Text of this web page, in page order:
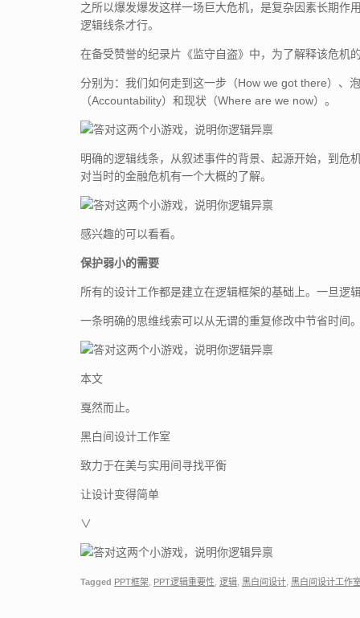
之所以爆发爆发这样一场巨大危机，是复杂因素长期作
逻辑线条才行。
在备受赞誉的纪录片《监守自盗》中，为了解释该危机
分别为：我们如何走到这一步（How we got there）、
（Accountability）和现状（Where are we now）。
明确的逻辑线条，从叙述事件的背景、起源开始，到危
对当时的金融危机有一个大概的了解。
感兴趣的可以看看。
保护弱小的需要
所有的设计工作都是建立在逻辑框架的基础上。一旦逻
一条明确的思维线索可以从无谓的重复修改中节省时间
本文
戛然而止。
黑白间设计工作室
致力于在美与实用间寻找平衡
让设计变得简单
∨
Tagged PPT框架 PPT逻辑重要性 逻辑 黑白间设计 黑白间设计工作